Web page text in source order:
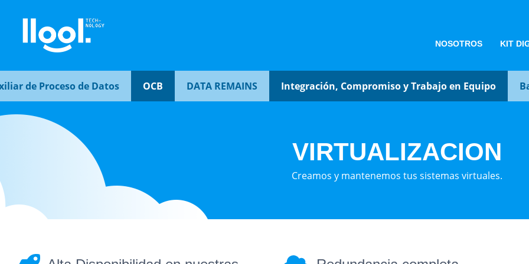
NOSOTROS KIT
de Proceso de Datos OCB DATA REMAINS Integración, Compromiso y Trabajo en Equipo
VIRTUALIZACION
Creamos y mantenemos tus sistemas virtuales.